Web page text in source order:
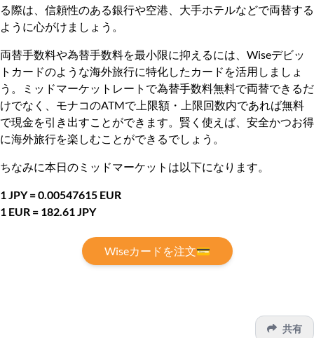
る際は、信頼性のある銀行や空港、大手ホテルなどで両替する
ように心がけましょう。
両替手数料や為替手数料を最小限に抑えるには、Wiseデビッ
トカードのような海外旅行に特化したカードを活用しましょ
う。ミッドマーケットレートで為替手数料無料で両替できるだ
けでなく、モナコのATMで上限額・上限回数内であれば無料
で現金を引き出すことができます。賢く使えば、安全かつお得
に海外旅行を楽しむことができるでしょう。
ちなみに本日のミッドマーケットは以下になります。
1 JPY = 0.00547615 EUR
1 EUR = 182.61 JPY
Wiseカードを注文💳
共有